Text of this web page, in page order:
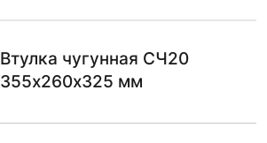
Втулка чугунная СЧ20
355х260х325 мм